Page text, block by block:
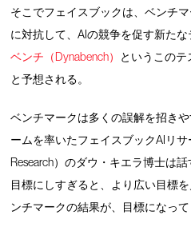
そこでフェイスブックは、ベンチ
に対抗して、AIの競争を促す新たな
ベンチ（Dynabench） というこの
と予想される。
ベンチマークは多くの誤解を招き
ームを率いたフェイスブックAIリサ
Research）のダウ・キエラ博士は
目標にしすぎると、より広い目標
ンチマークの結果が、目標になっ